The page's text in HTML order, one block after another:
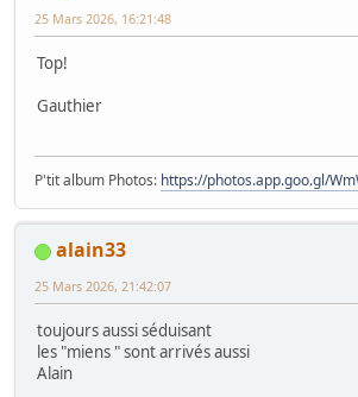
25 Mars 2026, 16:21:48
Top!
Gauthier
P'tit album Photos: https://photos.app.goo.gl/
alain33
25 Mars 2026, 21:42:07
toujours aussi séduisant
les "miens " sont arrivés aussi
Alain